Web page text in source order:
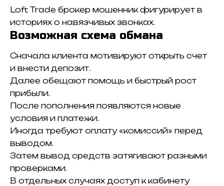
Loft Trade брокер мошенник фигурирует в
историях о навязчивых звонках.
Возможная схема обмана
Сначала клиента мотивируют открыть счет
и внести депозит.
Далее обещают помощь и быстрый рост
прибыли.
После пополнения появляются новые
условия и платежи.
Иногда требуют оплату «комиссий» перед
выводом.
Затем вывод средств затягивают разными
проверками.
В отдельных случаях доступ к кабинету